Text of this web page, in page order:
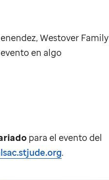
Westover Family
en algo
para el evento del
.